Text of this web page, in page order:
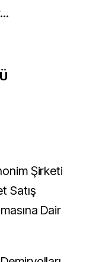
Şirketi
Satış
Dair